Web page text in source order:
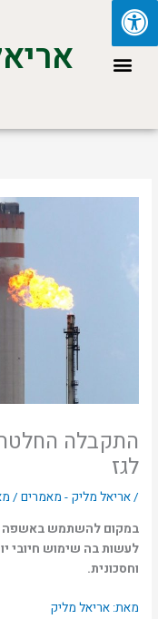
דילוג
לתוכן
תפריט
התקבלה החלטה
לגז
/אריאל מליק - מאמרים /
במקום להשתמש באשפה
לעשות בה שימוש חיובי
וחסכונית.
מאת: אריאל מליק